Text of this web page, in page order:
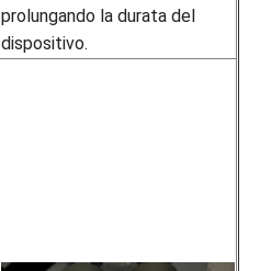
prolungando la durata del
dispositivo.